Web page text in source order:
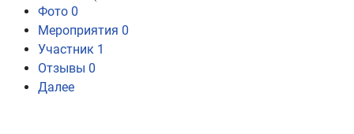
Фото 0
Мероприятия 0
Участник 1
Отзывы 0
Далее